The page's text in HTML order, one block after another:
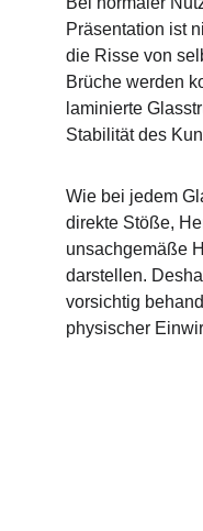
Präsentation ist
die Risse von
Brüche werden
laminierte
Stabilität des
Wie bei jedem
direkte Stöße,
unsachgemäße
darstellen.
vorsichtig
physischer